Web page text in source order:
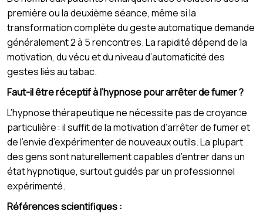
première ou la deuxième séance, même si la
transformation complète du geste automatique demande
généralement 2 à 5 rencontres. La rapidité dépend de la
motivation, du vécu et du niveau d’automaticité des
gestes liés au tabac.
Faut-il être réceptif à l’hypnose pour arrêter de fumer ?
L’hypnose thérapeutique ne nécessite pas de croyance
particulière : il suffit de la motivation d’arrêter de fumer et
de l’envie d’expérimenter de nouveaux outils. La plupart
des gens sont naturellement capables d’entrer dans un
état hypnotique, surtout guidés par un professionnel
expérimenté.
Références scientifiques :